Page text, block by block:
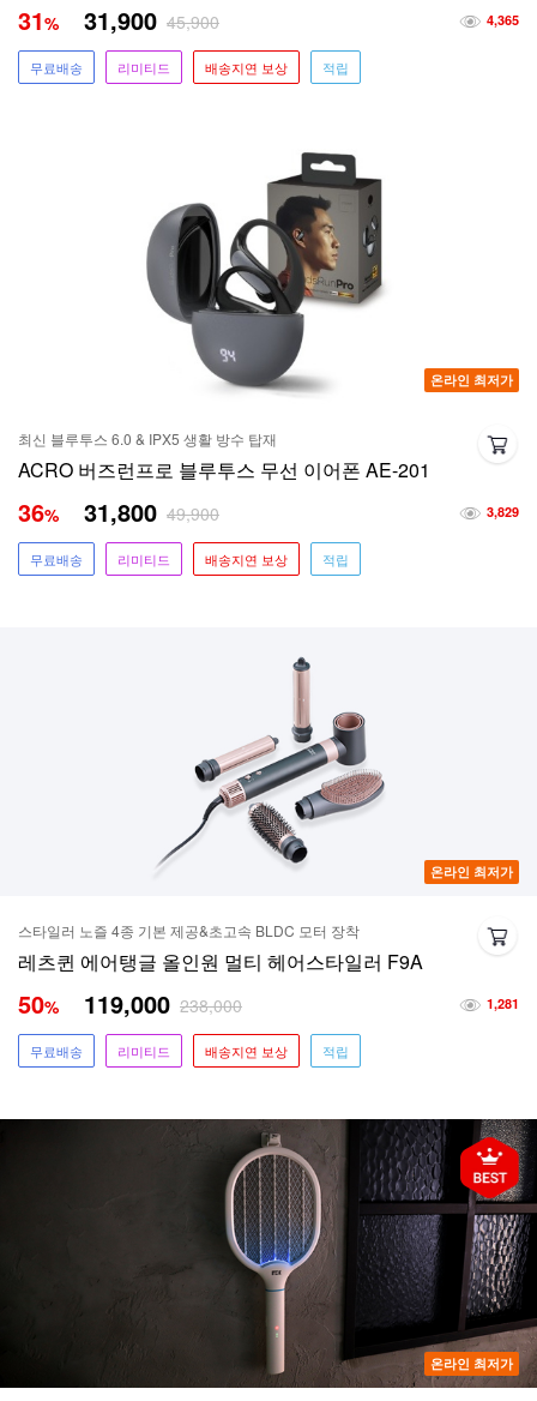
4,365
31% 31,900 45,900
무료배송 리미티드 배송지연 보상 적립
온라인 최저가
최신 블루투스 6.0 & IPX5 생활 방수 탑재
ACRO 버즈런프로 블루투스 무선 이어폰 AE-201
3,829
36% 31,800 49,900
무료배송 리미티드 배송지연 보상 적립
온라인 최저가
스타일러 노즐 4종 기본 제공&초고속 BLDC 모터 장착
레츠퀸 에어탱글 올인원 멀티 헤어스타일러 F9A
1,281
50% 119,000 238,000
무료배송 리미티드 배송지연 보상 적립
온라인 최저가